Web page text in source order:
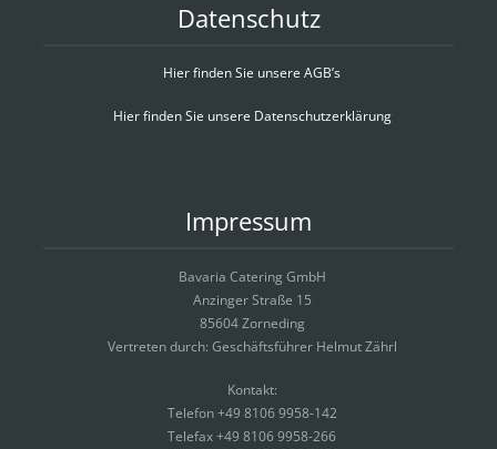
Datenschutz
Hier finden Sie unsere AGB’s
Hier finden Sie unsere Datenschutzerklärung
Impressum
Bavaria Catering GmbH
Anzinger Straße 15
85604 Zorneding
Vertreten durch: Geschäftsführer Helmut Zährl
Kontakt:
Telefon +49 8106 9958-142
Telefax +49 8106 9958-266